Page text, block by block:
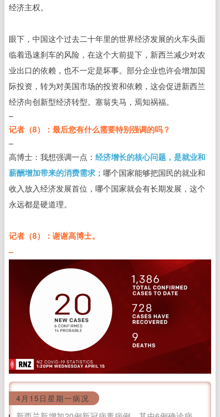
经济主权。
眼下，中国这个过去二十年里的世界经济发展的火车头面
临着迅速刹车的风险，在这个大前提下，新西兰减少对农
业出口的依赖，也不一定是坏事。部分企业也许会增加国
际投资，转为对美国市场的投资和依赖，这会促进新西兰
经济向创新型经济转型。塞翁失马，焉知祸福。
–
记者（8）：最后您有什么需要特别强调的吗？
–
高博士：我想强调一点： 经济增长的核心问题，是就业和
薪酬增加带来的消费需求； 哪个国家能够把国民的就业和
收入放入经济发展首位，哪个国家就会有长期发展，这个
永远都是硬道理。
记者（8）：谢谢高博士。
–
4月15日星期一病况